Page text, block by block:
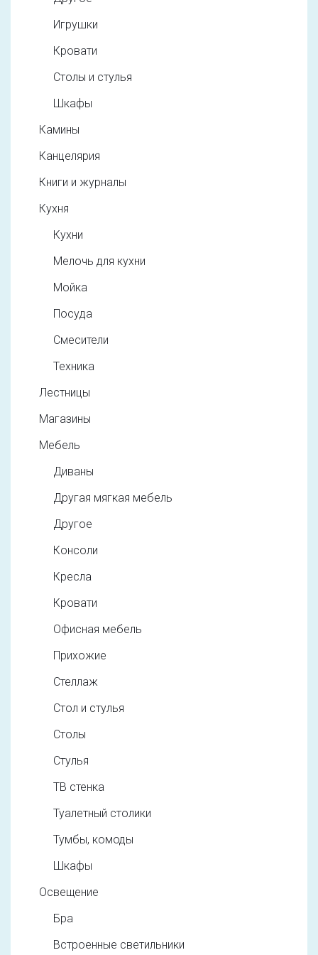
Игрушки
Кровати
Столы и стулья
Шкафы
Камины
Канцелярия
Книги и журналы
Кухня
Кухни
Мелочь для кухни
Мойка
Посуда
Смесители
Техника
Лестницы
Магазины
Мебель
Диваны
Другая мягкая мебель
Другое
Консоли
Кресла
Кровати
Офисная мебель
Прихожие
Стеллаж
Стол и стулья
Столы
Стулья
ТВ стенка
Туалетный столики
Тумбы, комоды
Шкафы
Освещение
Бра
Встроенные светильники